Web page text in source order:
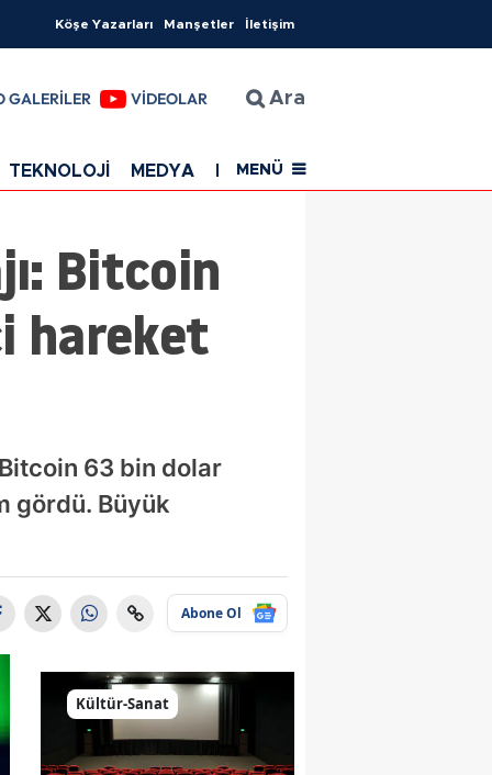
Köşe Yazarları Manşetler İletişim
GALERİLER VİDEOLAR Ara
TEKNOLOJİ MEDYA EĞİTİM SAĞLIK
MENÜ
Bitcoin
hareket
63 bin dolar
gördü. Büyük
Abone Ol
Kültür-Sanat